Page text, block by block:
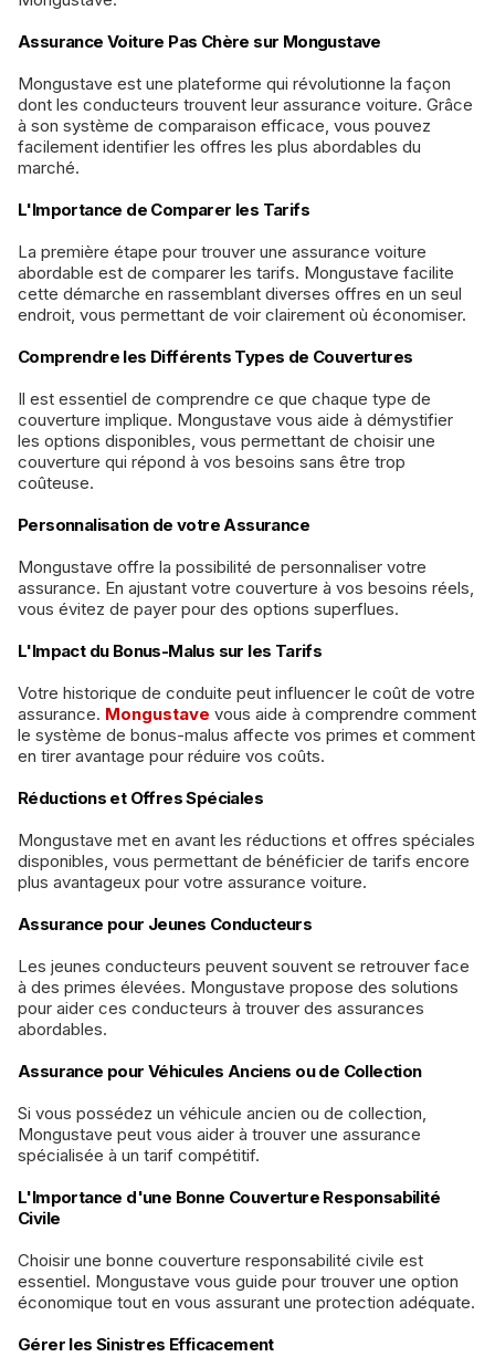
Assurance Voiture Pas Chère sur Mongustave
Mongustave est une plateforme qui révolutionne la façon
dont les conducteurs trouvent leur assurance voiture. Grâce
à son système de comparaison efficace, vous pouvez
facilement identifier les offres les plus abordables du
marché.
L'Importance de Comparer les Tarifs
La première étape pour trouver une assurance voiture
abordable est de comparer les tarifs. Mongustave facilite
cette démarche en rassemblant diverses offres en un seul
endroit, vous permettant de voir clairement où économiser.
Comprendre les Différents Types de Couvertures
Il est essentiel de comprendre ce que chaque type de
couverture implique. Mongustave vous aide à démystifier
les options disponibles, vous permettant de choisir une
couverture qui répond à vos besoins sans être trop
coûteuse.
Personnalisation de votre Assurance
Mongustave offre la possibilité de personnaliser votre
assurance. En ajustant votre couverture à vos besoins réels,
vous évitez de payer pour des options superflues.
L'Impact du Bonus-Malus sur les Tarifs
Votre historique de conduite peut influencer le coût de votre
assurance. Mongustave vous aide à comprendre comment
le système de bonus-malus affecte vos primes et comment
en tirer avantage pour réduire vos coûts.
Réductions et Offres Spéciales
Mongustave met en avant les réductions et offres spéciales
disponibles, vous permettant de bénéficier de tarifs encore
plus avantageux pour votre assurance voiture.
Assurance pour Jeunes Conducteurs
Les jeunes conducteurs peuvent souvent se retrouver face
à des primes élevées. Mongustave propose des solutions
pour aider ces conducteurs à trouver des assurances
abordables.
Assurance pour Véhicules Anciens ou de Collection
Si vous possédez un véhicule ancien ou de collection,
Mongustave peut vous aider à trouver une assurance
spécialisée à un tarif compétitif.
L'Importance d'une Bonne Couverture Responsabilité
Civile
Choisir une bonne couverture responsabilité civile est
essentiel. Mongustave vous guide pour trouver une option
économique tout en vous assurant une protection adéquate.
Gérer les Sinistres Efficacement